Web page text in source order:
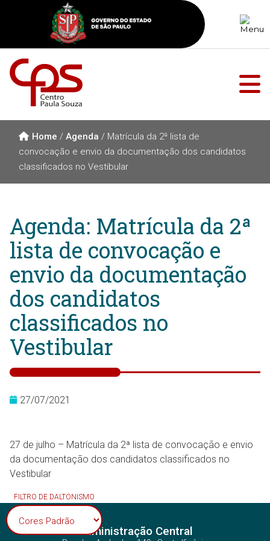
FILTRO DE DALTONISMO
Home / Agenda / Matrícula da 2ª lista de
convocação e envio da documentação dos candidatos
classificados no Vestibular
Agenda: Matrícula da 2ª
lista de convocação e
envio da documentação
dos candidatos
classificados no
Vestibular
27/07/2021
27 de julho – Matrícula da 2ª lista de convocação e envio
da documentação dos candidatos classificados no
Vestibular
Administração Central